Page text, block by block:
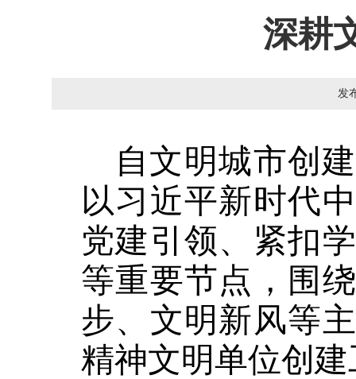
深耕
发
自文明城市创
以习近平新时代
党建引领、紧扣
等重要节点，围
步、文明新风等
精神文明单位创